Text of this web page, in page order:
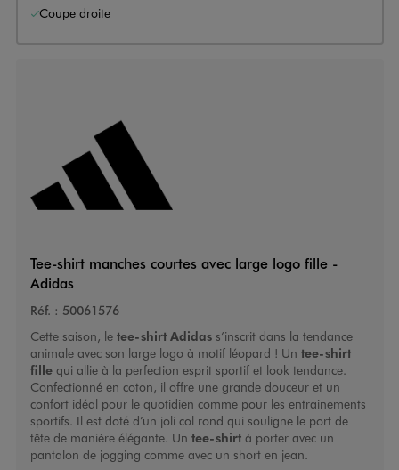
Coupe droite
Tee-shirt manches courtes avec large logo fille -
Adidas
Réf. : 50061576
Cette saison, le tee-shirt Adidass’inscrit dans la tendance
animale avec son large logo à motif léopard ! Un tee-shirt
fillequi allie à la perfection esprit sportif et look tendance.
Confectionné en coton, il offre une grande douceur et un
confort idéal pour le quotidien comme pour les entrainements
sportifs. Il est doté d’un joli col rond qui souligne le port de
tête de manière élégante. Un tee-shirtà porter avec un
pantalon de jogging comme avec un short en jean.